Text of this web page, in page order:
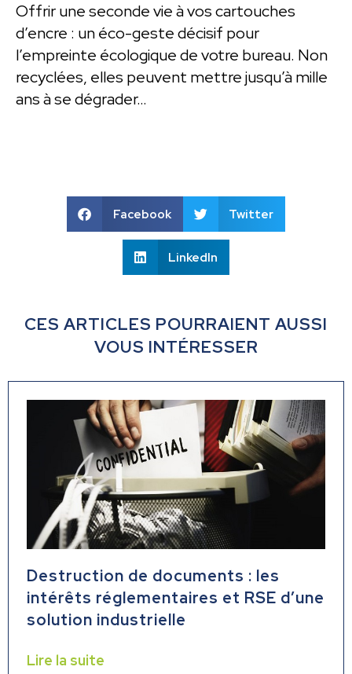
Offrir une seconde vie à vos cartouches
d’encre : un éco-geste décisif pour
l’empreinte écologique de votre bureau. Non
recyclées, elles peuvent mettre jusqu’à mille
ans à se dégrader…
Facebook Twitter
LinkedIn
CES ARTICLES POURRAIENT AUSSI
VOUS INTÉRESSER
Destruction de documents : les
intérêts réglementaires et RSE d’une
solution industrielle
Lire la suite